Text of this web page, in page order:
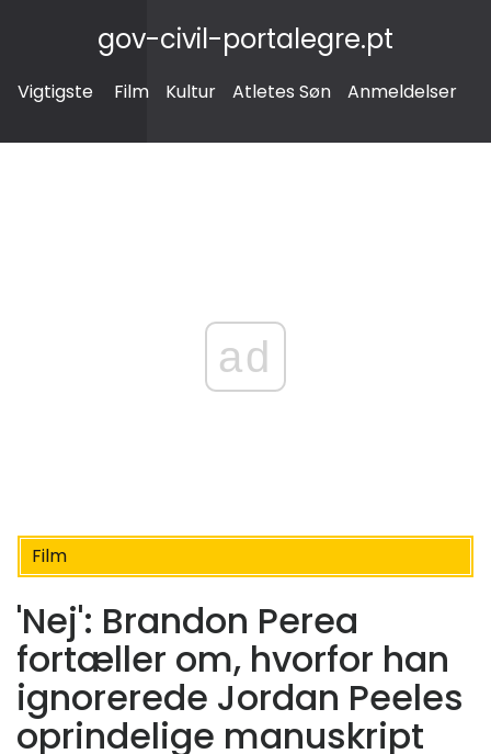
gov-civil-portalegre.pt
Vigtigste Film Kultur Atletes Søn Anmeldelser
ad
Film
'Nej': Brandon Perea
fortæller om, hvorfor han
ignorerede Jordan Peeles
oprindelige manuskript